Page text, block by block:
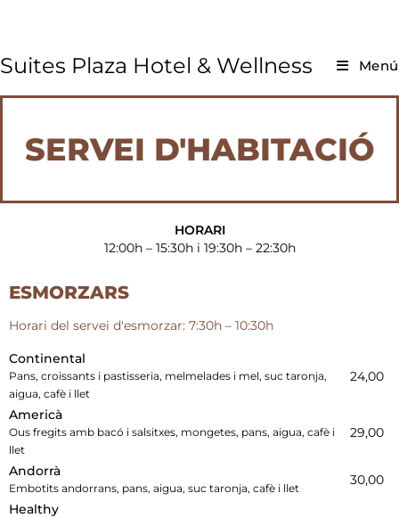
Suites Plaza Hotel & Wellness Menú
SERVEI D'HABITACIÓ
HORARI
12:00h – 15:30h i 19:30h – 22:30h
ESMORZARS
Horari del servei d'esmorzar: 7:30h – 10:30h
Continental
Pans, croissants i pastisseria, melmelades i mel, suc taronja,
aigua, cafè i llet
24,00
Americà
Ous fregits amb bacó i salsitxes, mongetes, pans, aigua, cafè i
llet
29,00
Andorrà
Embotits andorrans, pans, aigua, suc taronja, cafè i llet
30,00
Healthy